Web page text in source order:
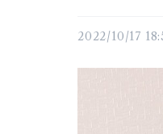
2022/10/17